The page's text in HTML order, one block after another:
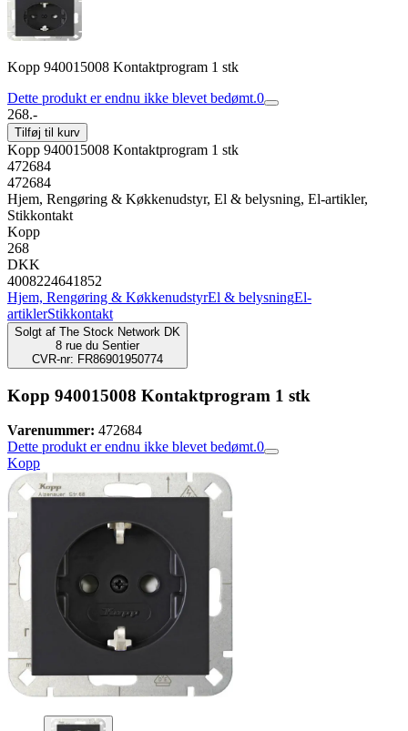
Kopp 940015008 Kontaktprogram 1 stk
Dette produkt er endnu ikke blevet bedømt.0
268.-
Tilføj til kurv
Kopp 940015008 Kontaktprogram 1 stk
472684
472684
Hjem, Rengøring & Køkkenudstyr, El & belysning, El-artikler,
Stikkontakt
Kopp
268
DKK
4008224641852
Hjem, Rengøring & KøkkenudstyrEl & belysningEl-
artiklerStikkontakt
Solgt af The Stock Network DK
8 rue du Sentier
CVR-nr: FR86901950774
Kopp 940015008 Kontaktprogram 1 stk
Varenummer: 472684
Dette produkt er endnu ikke blevet bedømt.0
Kopp